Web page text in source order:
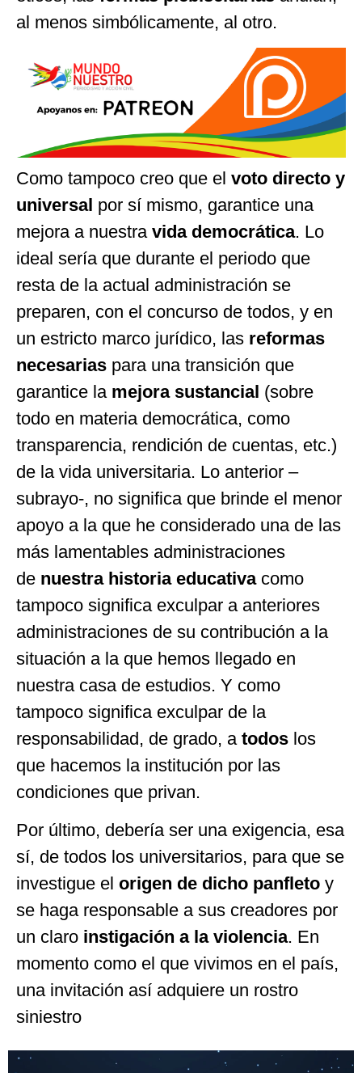
al menos simbólicamente, al otro.
Como tampoco creo que el voto directo y
universal por sí mismo, garantice una
mejora a nuestra vida democrática. Lo
ideal sería que durante el periodo que
resta de la actual administración se
preparen, con el concurso de todos, y en
un estricto marco jurídico, las reformas
necesarias para una transición que
garantice la mejora sustancial (sobre
todo en materia democrática, como
transparencia, rendición de cuentas, etc.)
de la vida universitaria. Lo anterior –
subrayo-, no significa que brinde el menor
apoyo a la que he considerado una de las
más lamentables administraciones
de nuestra historia educativacomo
tampoco significa exculpar a anteriores
administraciones de su contribución a la
situación a la que hemos llegado en
nuestra casa de estudios. Y como
tampoco significa exculpar de la
responsabilidad, de grado, a todos los
que hacemos la institución por las
condiciones que privan.
Por último, debería ser una exigencia, esa
sí, de todos los universitarios, para que se
investigue el origen de dicho panfleto y
se haga responsable a sus creadores por
un claro instigación a la violencia. En
momento como el que vivimos en el país,
una invitación así adquiere un rostro
siniestro